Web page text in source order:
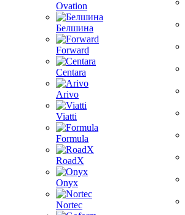
Ovation
Белшина
Forward
Centara
Arivo
Viatti
Formula
RoadX
Onyx
Nortec